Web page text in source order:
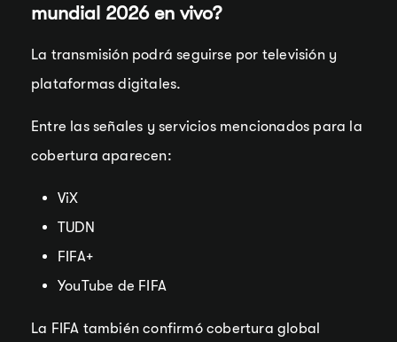
mundial 2026 en vivo?
La transmisión podrá seguirse por televisión y
plataformas digitales.
Entre las señales y servicios mencionados para la
cobertura aparecen:
ViX
TUDN
FIFA+
YouTube de FIFA
La FIFA también confirmó cobertura global